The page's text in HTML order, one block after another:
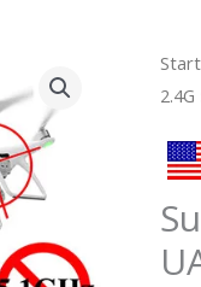
5.1G
5.8G